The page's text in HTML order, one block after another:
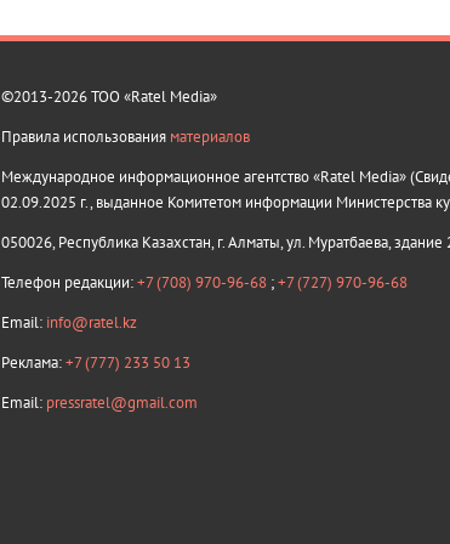
©2013-2026 ТОО «Ratel Media»
Правила использования материалов
Международное информационное агентство «Ratel Media»
02.09.2025 г., выданное Комитетом информации Министерства
050026, Республика Казахстан, г. Алматы, ул. Муратбаева,
Телефон редакции:+7 (708) 970-96-68 ;+7 (727) 970-96-68
Email: info@ratel.kz
Реклама:+7 (777) 233 50 13
Email: pressratel@gmail.com